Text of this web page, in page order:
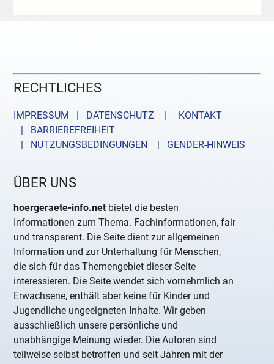
RECHTLICHES
IMPRESSUM | DATENSCHUTZ |
KONTAKT
| BARRIEREFREIHEIT
| NUTZUNGSBEDINGUNGEN
| GENDER-HINWEIS
ÜBER UNS
hoergeraete-info.net bietet die besten
Informationen zum Thema. Fachinformationen, fair
und transparent. Die Seite dient zur allgemeinen
Information und zur Unterhaltung für Menschen,
die sich für das Themengebiet dieser Seite
interessieren. Die Seite wendet sich vornehmlich an
Erwachsene, enthält aber keine für Kinder und
Jugendliche ungeeigneten Inhalte. Wir geben
ausschließlich unsere persönliche und
unabhängige Meinung wieder. Die Autoren sind
teilweise selbst betroffen und seit Jahren mit der